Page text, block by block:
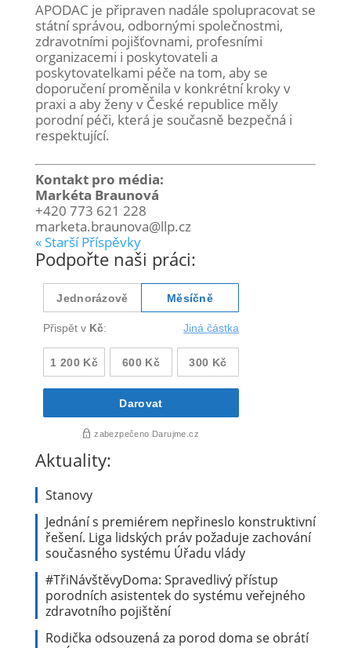
APODAC je připraven nadále spolupracovat se
státní správou, odbornými společnostmi,
zdravotními pojišťovnami, profesními
organizacemi i poskytovateli a
poskytovatelkami péče na tom, aby se
doporučení proměnila v konkrétní kroky v
praxi a aby ženy v České republice měly
porodní péči, která je současně bezpečná i
respektující.
Kontakt pro média:
Markéta Braunová
+420 773 621 228
marketa.braunova@llp.cz
« Starší Příspěvky
Podpořte naši práci:
Aktuality:
Stanovy
Jednání s premiérem nepřineslo konstruktivní
řešení. Liga lidských práv požaduje zachování
současného systému Úřadu vlády
#TřiNávštěvyDoma: Spravedlivý přístup
porodních asistentek do systému veřejného
zdravotního pojištění
Rodička odsouzená za porod doma se obrátí